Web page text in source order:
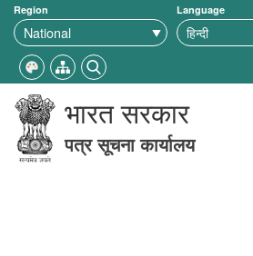
Region Language
भारत सरकार
पत्र सूचना कार्यालय